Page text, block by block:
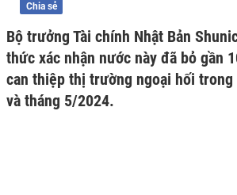
Chia sẻ
Bộ trưởng Tài chính Nhật Bản
thức xác nhận nước này đã bỏ gần
can thiệp thị trường ngoại hối
và tháng 5/2024.